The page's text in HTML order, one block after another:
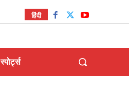
हिंदी
स्पोर्ट्स